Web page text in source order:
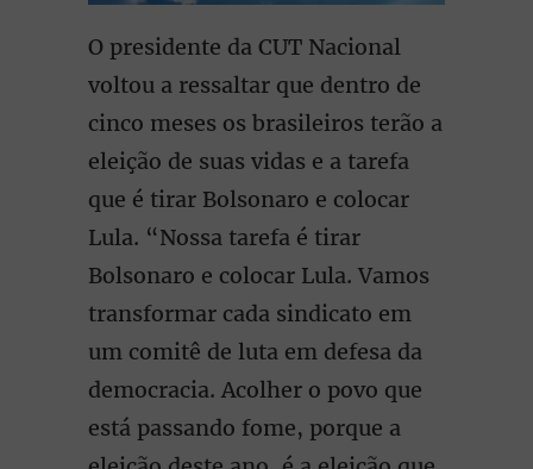
O presidente da CUT Nacional
voltou a ressaltar que dentro de
cinco meses os brasileiros terão a
eleição de suas vidas e a tarefa
que é tirar Bolsonaro e colocar
Lula. “Nossa tarefa é tirar
Bolsonaro e colocar Lula. Vamos
transformar cada sindicato em
um comitê de luta em defesa da
democracia. Acolher o povo que
está passando fome, porque a